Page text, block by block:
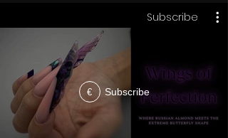
Subscribe
€ Subscribe